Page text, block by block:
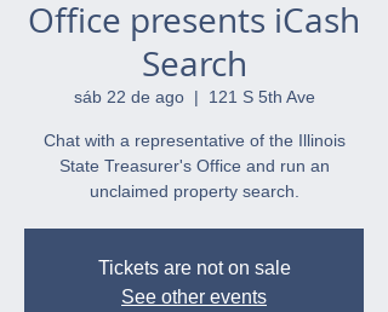
Office presents iCash
Search
sáb 22 de ago
  |
121 S 5th Ave
Chat with a representative of the Illinois
State Treasurer's Office and run an
unclaimed property search.
Tickets are not on sale
See other events